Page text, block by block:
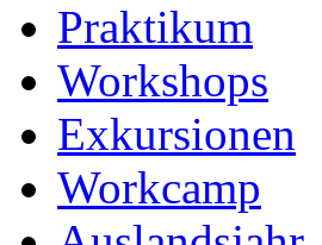
Praktikum
Workshops
Exkursionen
Workcamp